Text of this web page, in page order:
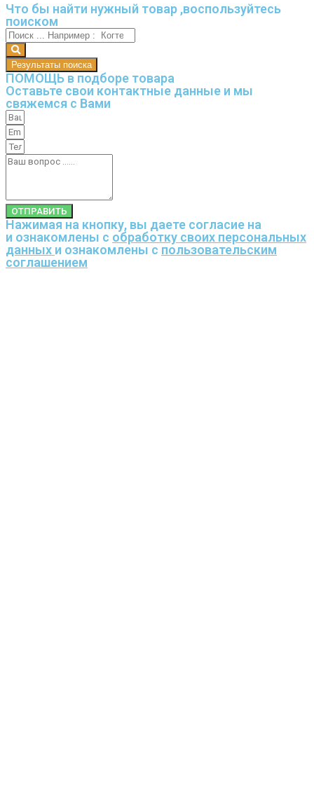
Что бы найти нужный товар ,воспользуйтесь
поиском
Результаты поиска
ПОМОЩЬ в подборе товара
Оставьте свои контактные данные и мы
свяжемся с Вами
ОТПРАВИТЬ
Нажимая на кнопку, вы даете согласие на
и ознакомлены с обработку своих персональных
данных и ознакомлены с пользовательским
соглашением